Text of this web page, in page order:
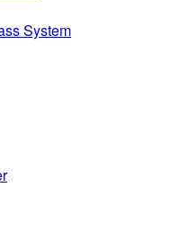
System